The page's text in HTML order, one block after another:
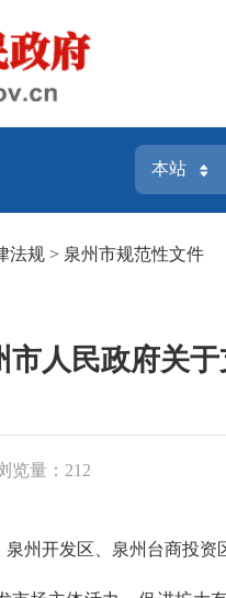
法规 > 泉州市规范性文件
市人民政府关
览量： 212
州开发区、泉州台商投